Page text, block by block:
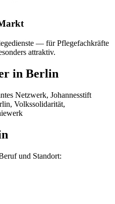
— für Pflegefachkräfte
attraktiv.
in Berlin
Netzwerk, Johannesstift
Volkssolidarität,
und Standort: